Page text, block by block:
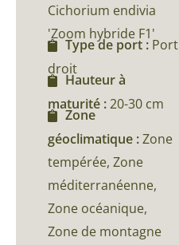
Cichorium endivia
'Zoom hybride F1'
Type de port : Port
droit
Hauteur à
maturité :20-30 cm
Zone
géoclimatique :Zone
tempérée, Zone
méditerranéenne,
Zone océanique,
Zone de montagne